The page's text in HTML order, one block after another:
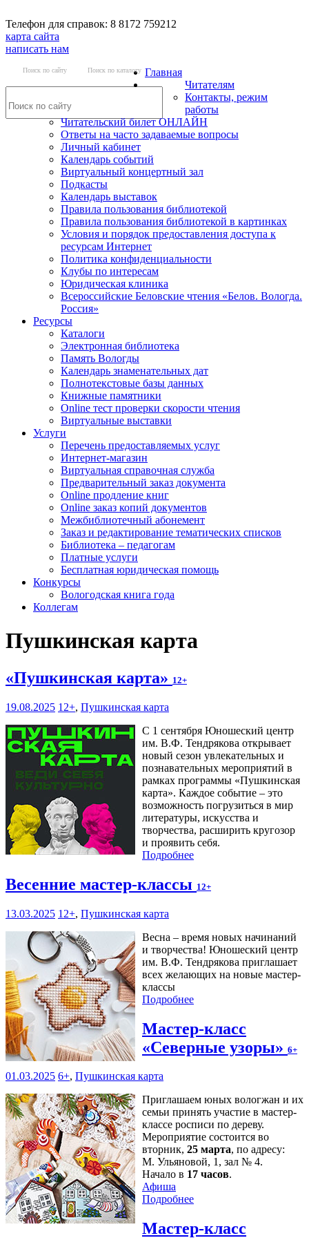
Телефон для справок: 8 8172 759212
карта сайта
написать нам
Поиск по сайту Поиск по каталогу Главная
Читателям
Контакты, режим
работы
Читательский билет ОНЛАЙН
Ответы на часто задаваемые вопросы
Личный кабинет
Календарь событий
Виртуальный концертный зал
Подкасты
Календарь выставок
Правила пользования библиотекой
Правила пользования библиотекой в картинках
Условия и порядок предоставления доступа к
ресурсам Интернет
Политика конфиденциальности
Клубы по интересам
Юридическая клиника
Всероссийские Беловские чтения «Белов. Вологда.
Россия»
Ресурсы
Каталоги
Электронная библиотека
Память Вологды
Календарь знаменательных дат
Полнотекстовые базы данных
Книжные памятники
Online тест проверки скорости чтения
Виртуальные выставки
Услуги
Перечень предоставляемых услуг
Интернет-магазин
Виртуальная справочная служба
Предварительный заказ документа
Online продление книг
Online заказ копий документов
Межбиблиотечный абонемент
Заказ и редактирование тематических списков
Библиотека – педагогам
Платные услуги
Бесплатная юридическая помощь
Конкурсы
Вологодская книга года
Коллегам
Пушкинская карта
«Пушкинская карта» 12+
19.08.2025 12+, Пушкинская карта
С 1 сентября Юношеский центр
им. В.Ф. Тендрякова открывает
новый сезон увлекательных и
познавательных мероприятий в
рамках программы «Пушкинская
карта». Каждое событие – это
возможность погрузиться в мир
литературы, искусства и
творчества, расширить кругозор
и проявить себя.
Подробнее
Весенние мастер-классы 12+
13.03.2025 12+, Пушкинская карта
Весна – время новых начинаний
и творчества! Юношеский центр
им. В.Ф. Тендрякова приглашает
всех желающих на новые мастер-
классы
Подробнее
Мастер-класс
«Северные узоры» 6+
01.03.2025 6+, Пушкинская карта
Приглашаем юных вологжан и их
семьи принять участие в мастер-
классе росписи по дереву.
Мероприятие состоится во
вторник, 25 марта, по адресу:
М. Ульяновой, 1, зал № 4.
Начало в 17 часов.
Афиша
Подробнее
Мастер-класс